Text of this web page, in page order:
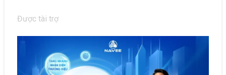
Được tài trợ